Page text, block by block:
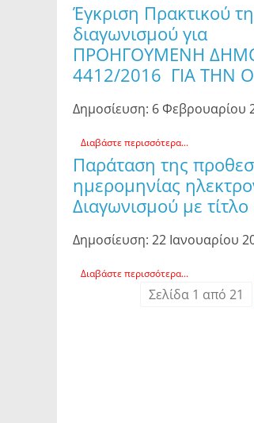
Έγκριση Πρακτικού
διαγωνισμού
ΠΡΟΗΓΟΥΜΕΝΗ
4412/2016 ΓΙΑ THN
Δημοσίευση: 6 Φεβρουαρίου
Διαβάστε περισσότερα...
Παράταση της
ημερομηνίας
Διαγωνισμού με
Δημοσίευση: 22 Ιανουαρίου
Διαβάστε περισσότερα...
Σελίδα 1 από 21